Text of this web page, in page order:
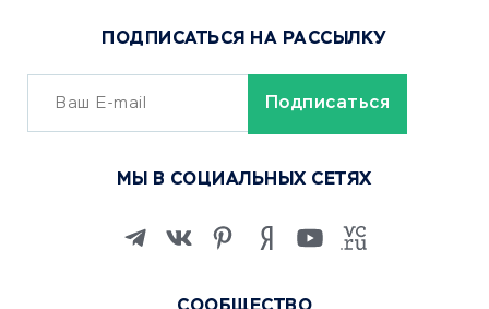
Сервисы доставки
ОБУЧЕНИЕ И РАБОТА
Изучение иностранных
ПОДПИСАТЬСЯ НА РАССЫЛКУ
МЫ В СОЦИАЛЬНЫХ СЕТЯХ